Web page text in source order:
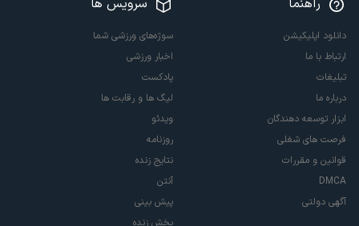
راهنما
دانلود اپلیکیشن
ارتباط با ما
تبلیغات
درباره ما
ابزار توسعه دهندگان
فرصت های شغلی
قوانین و مقررات
DMCA
آگهی دولتی
سرویس ها
سوژه‌های ورزشی شما
اخبار ورزشی
پادکست
لیگ ها و رقابت ها
ویدئو
روزنامه
نتایج زنده
آنتن
پیش بینی
پخش زنده